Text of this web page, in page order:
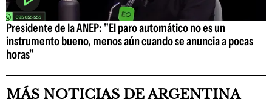
Presidente de la ANEP: "El paro automático no es un
instrumento bueno, menos aún cuando se anuncia a pocas
horas"
MÁS NOTICIAS DE ARGENTINA